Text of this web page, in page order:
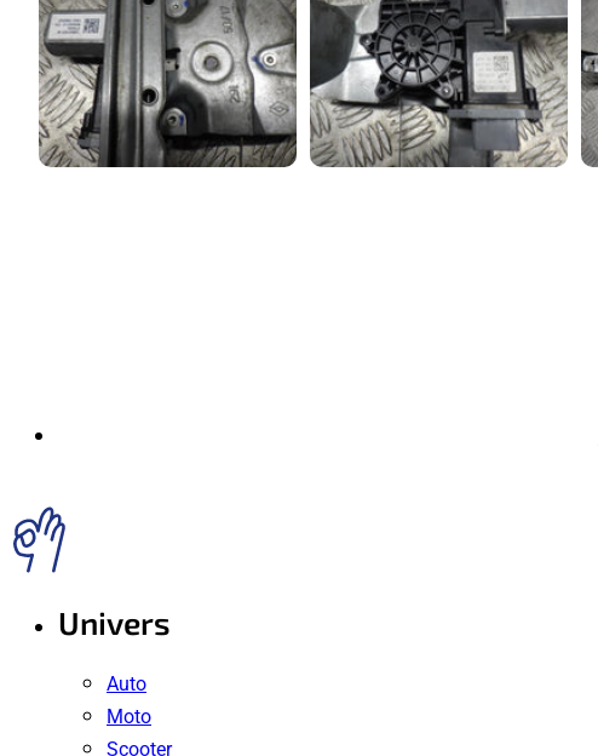
Univers
Auto
Moto
Scooter